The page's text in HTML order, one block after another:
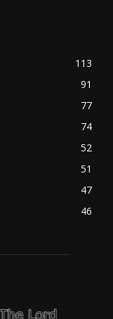
113
91
77
74
52
51
47
46